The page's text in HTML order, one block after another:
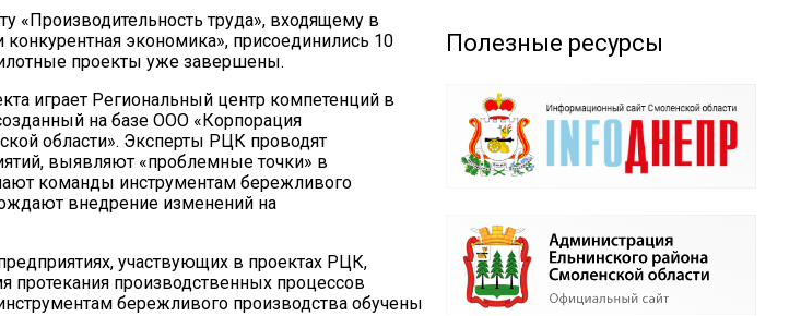
«Производительность труда», входящему в
экономика», присоединились 10
проекты уже завершены.
играет Региональный центр компетенций в
на базе ООО «Корпорация
области». Эксперты РЦК проводят
выявляют «проблемные точки» в
команды инструментам бережливого
внедрение изменений на
участвующих в проектах РЦК,
протекания производственных процессов
бережливого производства обучены
Полезные ресурсы